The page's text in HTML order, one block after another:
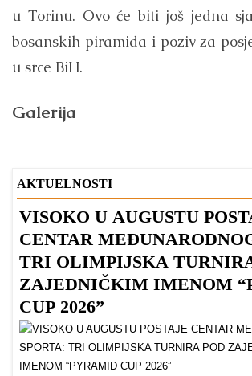
u Torinu. Ovo će biti još jedna
bosanskih piramida i poziv za
u srce BiH.
Galerija
AKTUELNOSTI
VISOKO U AUGUSTU
CENTAR
TRI OLIMPIJSKA
ZAJEDNIČKIM IMENOM
CUP 2026”